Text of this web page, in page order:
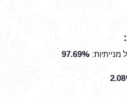
מנייתיות:
97.69%